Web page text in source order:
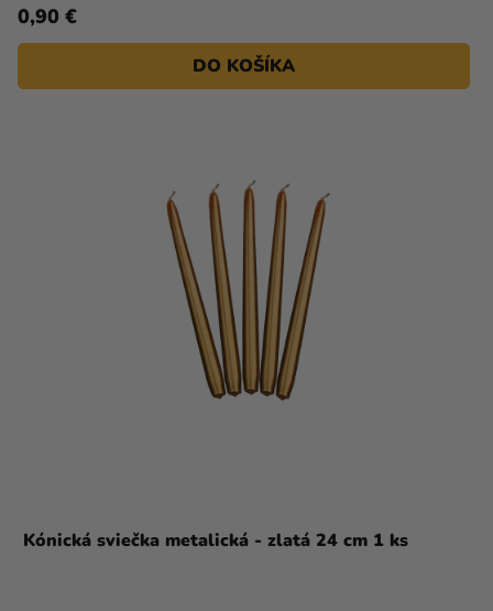
0,90 €
DO KOŠÍKA
Kónická sviečka metalická - zlatá 24 cm 1 ks